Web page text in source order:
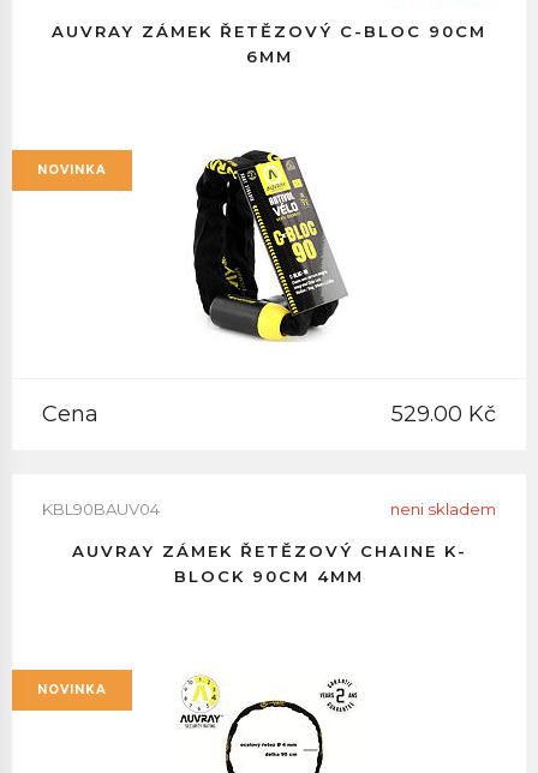
AUVRAY ZÁMEK ŘETĚZOVÝ C-BLOC 90CM
6MM
NOVINKA
Cena 529.00 Kč
KBL90BAUV04 neni skladem
AUVRAY ZÁMEK ŘETĚZOVÝ CHAINE K-
BLOCK 90CM 4MM
NOVINKA